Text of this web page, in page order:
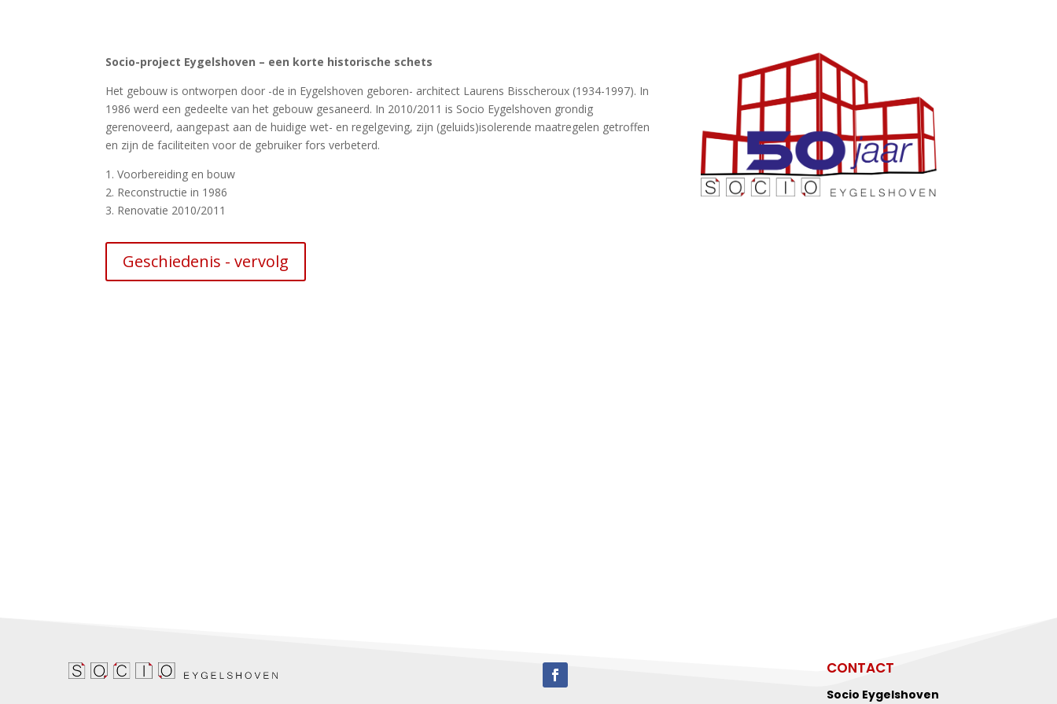
Socio-project Eygelshoven – een korte historische schets
Het gebouw is ontworpen door -de in Eygelshoven geboren- architect Laurens Bisscheroux (1934-1997). In
1986 werd een gedeelte van het gebouw gesaneerd. In 2010/2011 is Socio Eygelshoven grondig
gerenoveerd, aangepast aan de huidige wet- en regelgeving, zijn (geluids)isolerende maatregelen getroffen
en zijn de faciliteiten voor de gebruiker fors verbeterd.
1. Voorbereiding en bouw
2. Reconstructie in 1986
3. Renovatie 2010/2011
Geschiedenis - vervolg
CONTACT
Socio Eygelshoven